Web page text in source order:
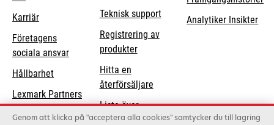
Karriär
Företagens
sociala ansvaropens
new
Hållbarhet
Lexmark Partners
Teknisk supportopens
Registrering av
produkter
Hitta en
återförsäljare
Lista över
grossister
Analytiker Insikter
Genom att klicka på "acceptera alla cookies" samtycker du till lagring